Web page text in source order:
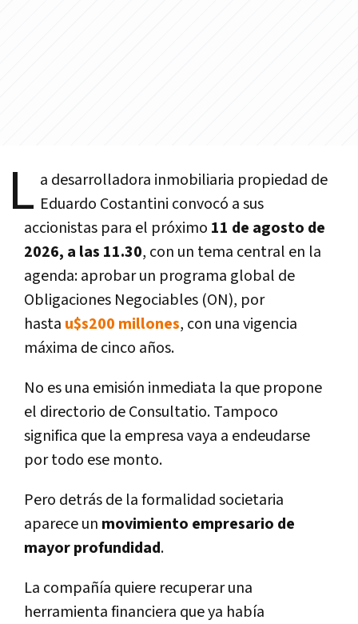
L a desarrolladora inmobiliaria propiedad de
Eduardo Costantini convocó a sus
accionistas para el próximo 11 de agosto de
2026, a las 11.30, con un tema central en la
agenda: aprobar un programa global de
Obligaciones Negociables (ON), por
hasta u$s200 millones, con una vigencia
máxima de cinco años.
No es una emisión inmediata la que propone
el directorio de Consultatio. Tampoco
significa que la empresa vaya a endeudarse
por todo ese monto.
Pero detrás de la formalidad societaria
aparece un movimiento empresario de
mayor profundidad.
La compañía quiere recuperar una
herramienta financiera que ya había